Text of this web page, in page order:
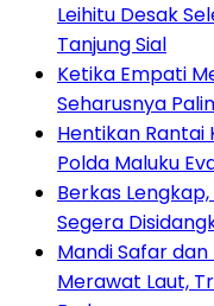
Leihitu Desak
Tanjung Sial
Ketika Empati
Seharusnya
Hentikan Rantai
Polda Maluku
Berkas
Segera
Mandi Safar dan
Merawat Laut,